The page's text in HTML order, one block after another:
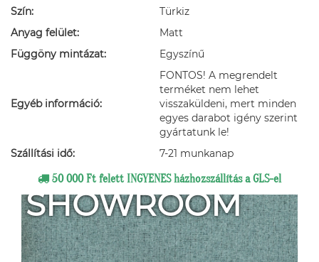
Szín:
Türkiz
Anyag felület:
Matt
Függöny mintázat:
Egyszínű
Egyéb információ:
FONTOS! A megrendelt
terméket nem lehet
visszaküldeni, mert minden
egyes darabot igény szerint
gyártatunk le!
Szállítási idő:
7-21 munkanap
50 000 Ft felett INGYENES házhozszállítás a GLS-el
SHOWROOM